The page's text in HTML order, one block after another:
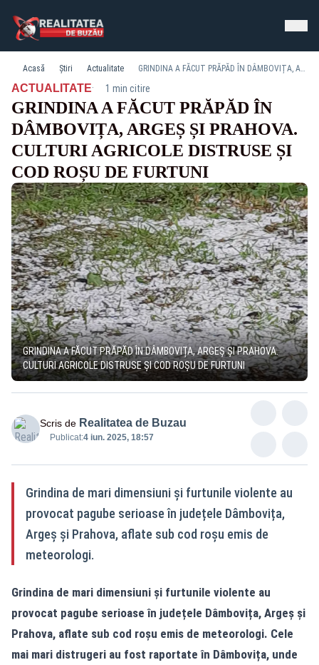
Acasă Știri Actualitate GRINDINA A FĂCUT PRĂPĂD ÎN DÂMBOVIȚA, ARGEȘ ȘI PRAHOVA. CULTURI AGRICOLE DISTRUSE ȘI COD ROȘU DE FURTUNI
ACTUALITATE· 1 min citire
GRINDINA A FĂCUT PRĂPĂD ÎN
DÂMBOVIȚA, ARGEȘ ȘI PRAHOVA.
CULTURI AGRICOLE DISTRUSE ȘI
COD ROȘU DE FURTUNI
GRINDINA A FĂCUT PRĂPĂD ÎN DÂMBOVIȚA, ARGEȘ ȘI PRAHOVA.
CULTURI AGRICOLE DISTRUSE ȘI COD ROȘU DE FURTUNI
Scris de Realitatea de Buzau
Publicat:4 iun. 2025, 18:57
Grindina de mari dimensiuni și furtunile violente au
provocat pagube serioase în județele Dâmbovița,
Argeș și Prahova, aflate sub cod roșu emis de
meteorologi.
Grindina de mari dimensiuni și furtunile violente au
provocat pagube serioase în județele Dâmbovița, Argeș și
Prahova, aflate sub cod roșu emis de meteorologi. Cele
mai mari distrugeri au fost raportate în Dâmbovița, unde